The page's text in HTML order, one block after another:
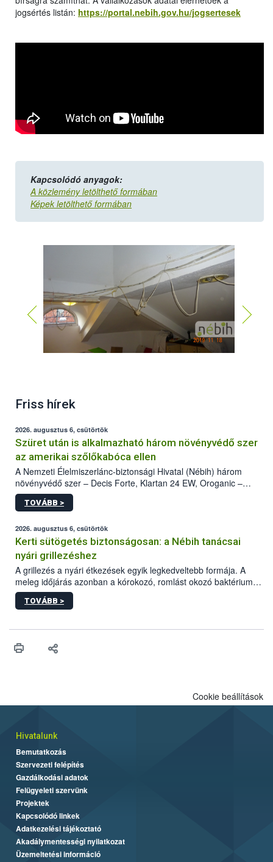
jogsértés listán: https://portal.nebih.gov.hu/jogsertesek
Kapcsolódó anyagok:
A közlemény letölthető formában
Képek letölthető formában
Friss hírek
2026. augusztus 6, csütörtök
Szüret után is alkalmazható három növényvédő szer
az amerikai szőlőkabóca ellen
A Nemzeti Élelmiszerlánc-biztonsági Hivatal (Nébih) három
növényvédő szer – Decis Forte, Klartan 24 EW, Oroganic –
engedélyokiratát módosította, így azok a szüretet követően,
egészen a vesszőérettség (BBCH 91) stádiumáig
érésű szőlőkben is legyen lehetőség a károsító elleni további
védekezésre. Az Oroganic készítmény kis kiszerelésben kiskerti
felhasználók számára is elérhető és ökológiai termesztésben is
engedélyezett.
TOVÁBB >
2026. augusztus 6, csütörtök
Kerti sütögetés biztonságosan: a Nébih tanácsai
nyári grillezéshez
A grillezés a nyári étkezések egyik legkedveltebb formája. A
meleg időjárás azonban a kórokozó, romlást okozó baktériumok
gyorsabb szaporodásának is kedvez. A szabadtéri sütögetés
ezért nem csupán a megfelelő sütési technikáról szól: legalább
higiéniai szabályok betartása, a megfelelő hőkezelés, valamint a
biztonsági Hivatal (Nébih) Oktatási Programja összegyűjtötte a
TOVÁBB >
Cookie beállítások
Hivatalunk
Bemutatkozás
Szervezeti felépítés
Gazdálkodási adatok
Felügyeleti szervünk
Projektek
Kapcsolódó linkek
Adatkezelési tájékoztató
Akadálymentességi nyilatkozat
Üzemeltetési információ